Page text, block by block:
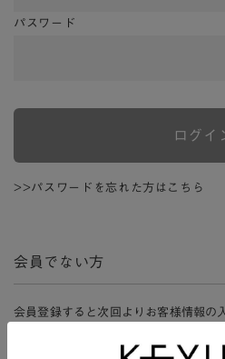
パスワード
ログイ
>>パスワードを忘れた方はこちら
会員でない方
会員登録すると次回よりお客様情報の
ージ、購入履歴をご利用いただけます。